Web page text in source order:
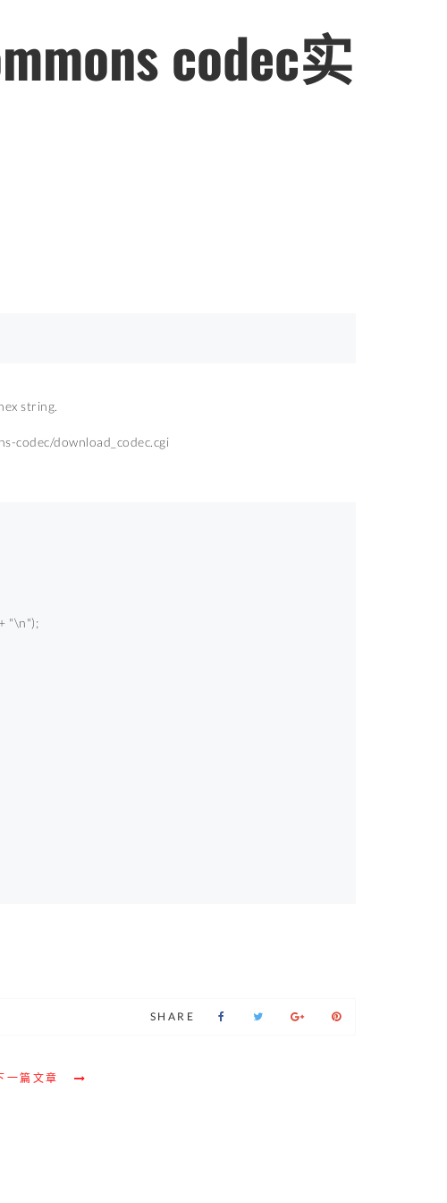
codec实
string.
codec/download_codec.cgi
"\n");
SHARE
一篇文章